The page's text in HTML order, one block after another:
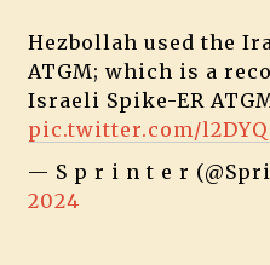
Hezbollah used the
ATGM; which is a
Israeli Spike-ER
pic.twitter.com/
— S p r i n t e r
2024